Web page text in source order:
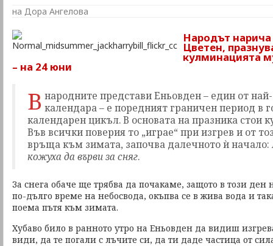
на Дора Ангелова
Народът
Цветен,
кулминацията
– на 24 юни
В народните представи Еньовден – един от
календара – е поредният граничен период в
календарен цикъл. В основата на празника стои
Във всички поверия то „играе“ при изгрев и от
връща към зимата, започва далечното ѝ начало:
кожуха да върви за сняг.
За снега обаче ще трябва да почакаме, защото в този ден
по-дълго време на небосвода, окъпва се в жива вода и
поема пътя към зимата.
Хубаво било в ранното утро на Еньовден да видиш
види, да те погали с лъчите си, да ти даде частица от